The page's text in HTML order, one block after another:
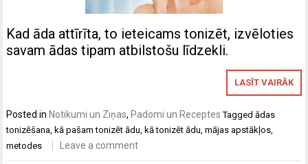
Kad āda attīrīta, to ieteicams tonizēt, izvēloties
savam ādas tipam atbilstošu līdzekli.
LASĪT VAIRĀK
Posted in Notikumi un Ziņas, Padomi un Receptes Taggedādas
tonizēšana ,kā pašam tonizēt ādu ,kā tonizēt ādu ,mājas apstākļos
metodes
Leave a comment